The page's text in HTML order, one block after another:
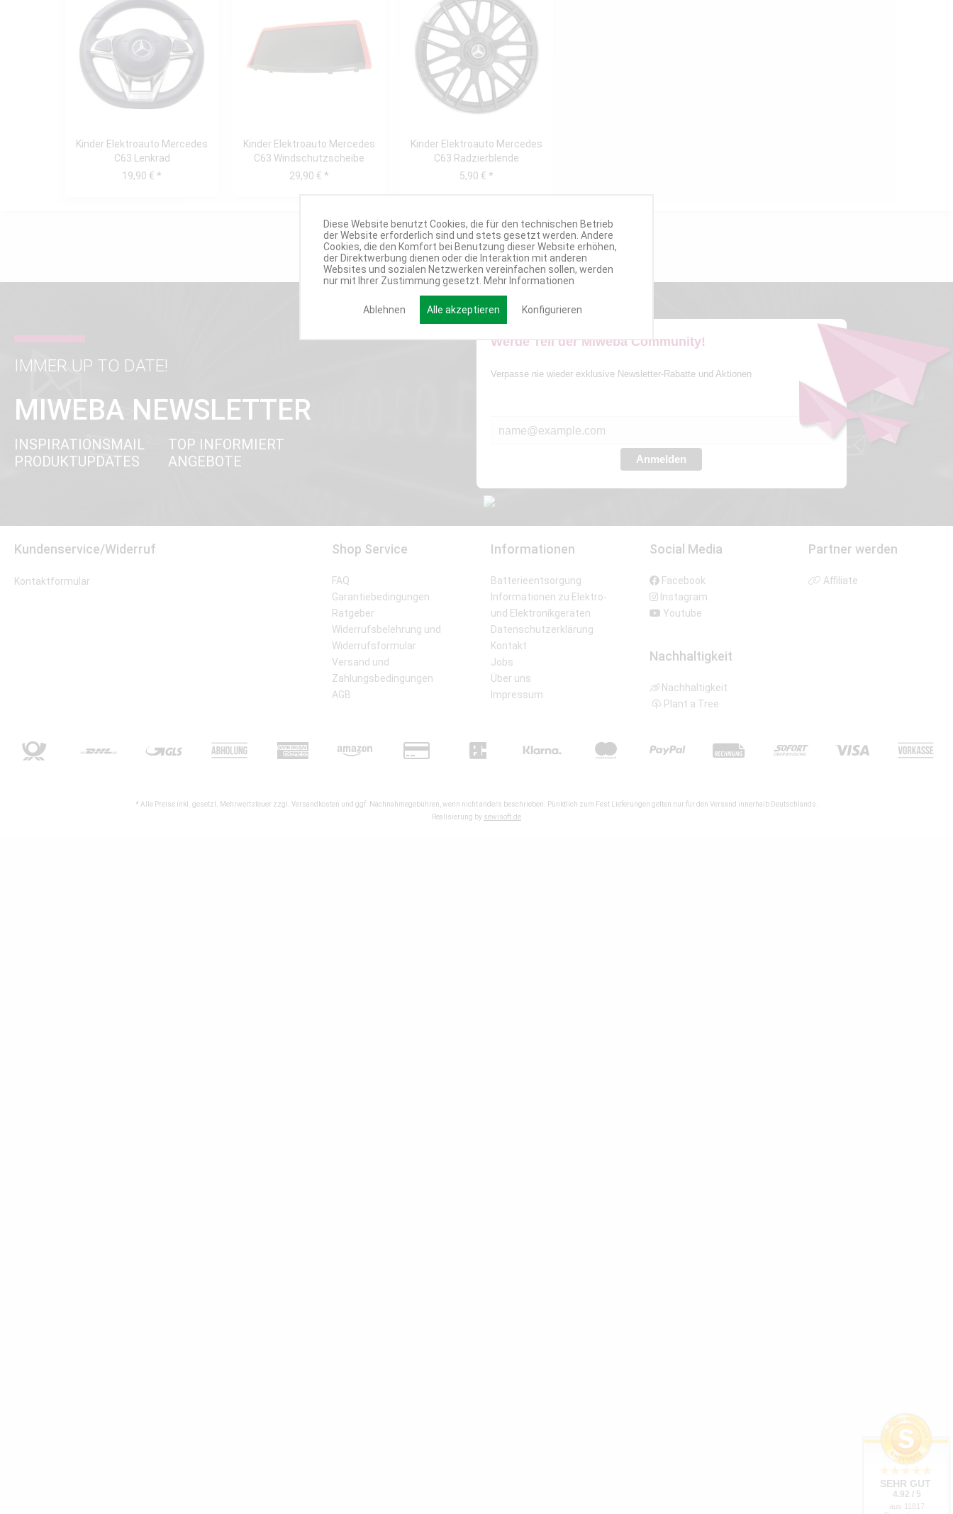
Kinder Elektroauto Mercedes
C63 Lenkrad
19,90 € *
Kinder Elektroauto Mercedes
C63 Windschutzscheibe
29,90 € *
Kinder Elektroauto Mercedes
C63 Radzierblende
5,90 € *
IMMER UP TO DATE!
MIWEBA NEWSLETTER
INSPIRATIONSMAIL
PRODUKTUPDATES
TOP INFORMIERT
ANGEBOTE
Werde Teil der Miweba Community!
Verpasse nie wieder exklusive Newsletter-Rabatte und Aktionen
Anmelden
Kundenservice/Widerruf
Kontaktformular
Shop Service
FAQ
Garantiebedingungen
Ratgeber
Widerrufsbelehrung und
Widerrufsformular
Versand und
Zahlungsbedingungen
AGB
Informationen
Batterieentsorgung
Informationen zu Elektro-
und Elektronikgeräten
Datenschutzerklärung
Kontakt
Jobs
Über uns
Impressum
Social Media
Facebook
Instagram
Youtube
Nachhaltigkeit
Nachhaltigkeit
Plant a Tree
Partner werden
Affiliate
* Alle Preise inkl. gesetzl. Mehrwertsteuer zzgl. Versandkosten und ggf. Nachnahmegebühren, wenn nicht anders beschrieben. Pünktlich zum Fest Lieferungen gelten nur für den Versand innerhalb Deutschlands.
Realisierung by sewisoft.de
Diese Website benutzt Cookies, die für den technischen Betrieb
der Website erforderlich sind und stets gesetzt werden. Andere
Cookies, die den Komfort bei Benutzung dieser Website erhöhen,
der Direktwerbung dienen oder die Interaktion mit anderen
Websites und sozialen Netzwerken vereinfachen sollen, werden
nur mit Ihrer Zustimmung gesetzt. Mehr Informationen
Ablehnen Alle akzeptieren Konfigurieren
SEHR GUT
4.92 / 5
aus 11817